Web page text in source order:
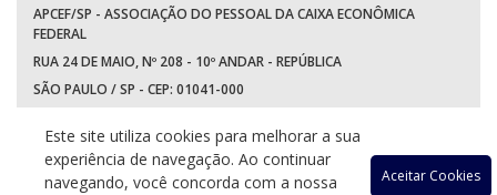
APCEF/SP - ASSOCIAÇÃO DO PESSOAL DA CAIXA ECONÔMICA
FEDERAL
RUA 24 DE MAIO, Nº 208 - 10º ANDAR - REPÚBLICA
SÃO PAULO / SP - CEP: 01041-000
WhatsApp: (11) 94597-5758
Este site utiliza cookies para melhorar a sua
experiência de navegação. Ao continuar
navegando, você concorda com a nossa
Aceitar Cookies